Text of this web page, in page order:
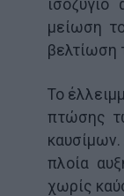
μείωση
βελτίωση
Το
πτώσης
καυσίμων.
πλοία
χωρίς